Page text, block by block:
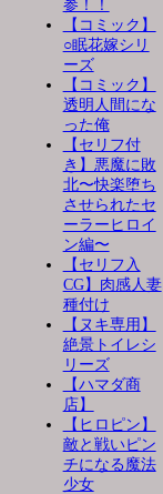
参！！
【コミック】
○眠花嫁シリ
ーズ
【コミック】
透明人間にな
った俺
【セリフ付
き】悪魔に敗
北〜快楽堕ち
させられたセ
ーラーヒロイ
ン編〜
【セリフ入
CG】肉感人妻
種付け
【ヌキ専用】
絶景トイレシ
リーズ
【ハマダ商
店】
【ヒロピン】
敵と戦いピン
チになる魔法
少女